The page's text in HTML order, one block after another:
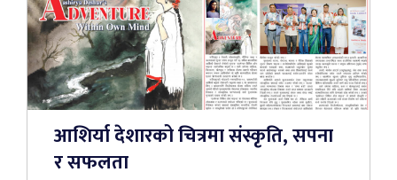
आशिर्या देशारको चित्रमा संस्कृति, सपना
र सफलता